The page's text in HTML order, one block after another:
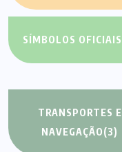
SÍMBOLOS OFICIAIS
TRANSPORTES E
NAVEGAÇÃO(3)